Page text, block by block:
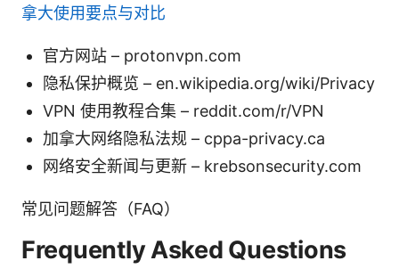
拿大使用要点与对比
官方网站 – protonvpn.com
隐私保护概览 – en.wikipedia.org/wiki/Privacy
VPN 使用教程合集 – reddit.com/r/VPN
加拿大网络隐私法规 – cppa-privacy.ca
网络安全新闻与更新 – krebsonsecurity.com
常见问题解答（FAQ）
Frequently Asked Questions